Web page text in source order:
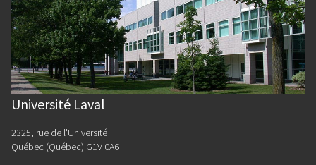
Université Laval
2325, rue de l'Université
Québec (Québec) G1V 0A6